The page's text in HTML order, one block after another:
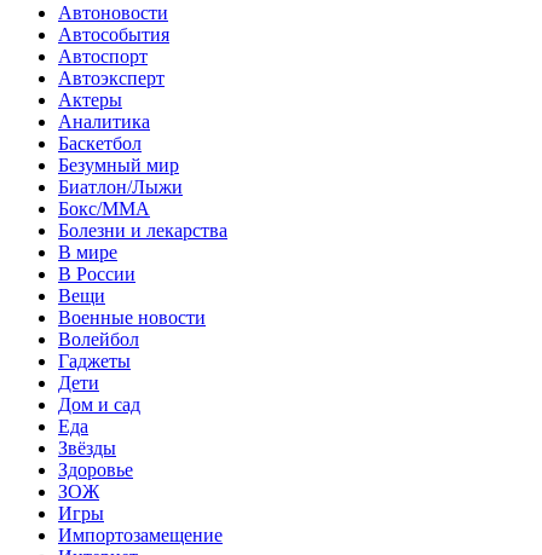
Автоновости
Автособытия
Автоспорт
Автоэксперт
Актеры
Аналитика
Баскетбол
Безумный мир
Биатлон/Лыжи
Бокс/MMA
Болезни и лекарства
В мире
В России
Вещи
Военные новости
Волейбол
Гаджеты
Дети
Дом и сад
Еда
Звёзды
Здоровье
ЗОЖ
Игры
Импортозамещение